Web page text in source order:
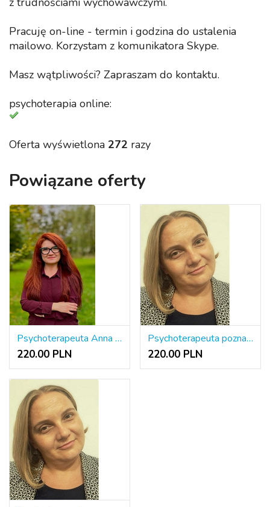
Pracuję on-line - termin i godzina do ustalenia
mailowo. Korzystam z komunikatora Skype.
Masz wątpliwości? Zapraszam do kontaktu.
psychoterapia online:
Oferta wyświetlona 272 razy
Powiązane oferty
Psychoterapeuta Anna Roman
220.00 PLN
Psychoterapeuta poznawczo-behawioralny ONLINE
220.00 PLN